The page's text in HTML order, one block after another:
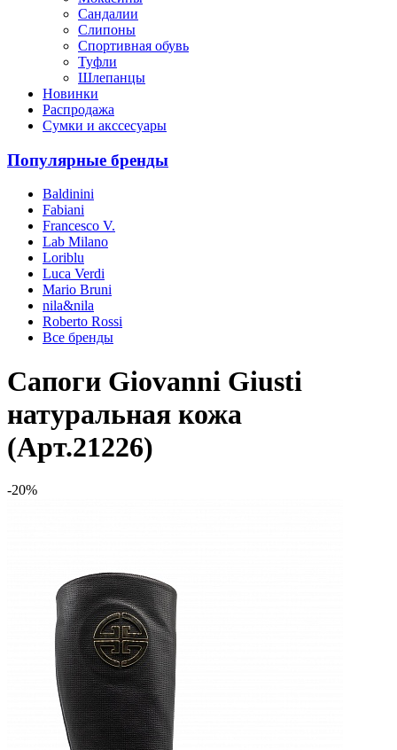
Сандалии
Слипоны
Спортивная обувь
Туфли
Шлепанцы
Новинки
Распродажа
Сумки и акссесуары
Популярные бренды
Baldinini
Fabiani
Francesco V.
Lab Milano
Loriblu
Luca Verdi
Mario Bruni
nila&nila
Roberto Rossi
Все бренды
Сапоги Giovanni Giusti
натуральная кожа
(Арт.21226)
-20%